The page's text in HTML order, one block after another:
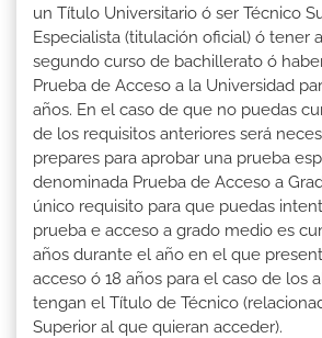
un Título Universitario ó ser Técnico
Especialista (titulación oficial) ó tener
segundo curso de bachillerato ó
Prueba de Acceso a la Universidad
años. En el caso de que no puedas
de los requisitos anteriores será
prepares para aprobar una prueba
denominada Prueba de Acceso a
único requisito para que puedas
prueba e acceso a grado medio es
años durante el año en el que
acceso ó 18 años para el caso de los
tengan el Título de Técnico
Superior al que quieran acceder).